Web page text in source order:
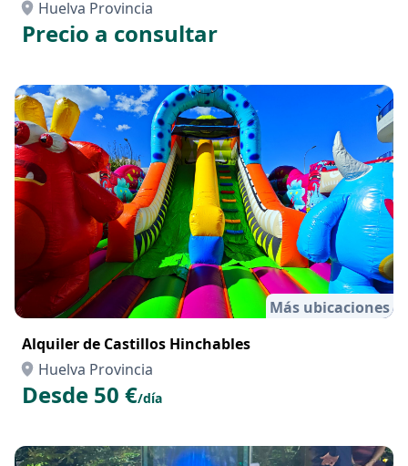
Huelva Provincia
Precio a consultar
Más ubicaciones
Alquiler de Castillos Hinchables
Huelva Provincia
Desde 50 €/día